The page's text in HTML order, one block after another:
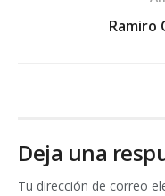
Ramiro
Deja una
Tu dirección de correo